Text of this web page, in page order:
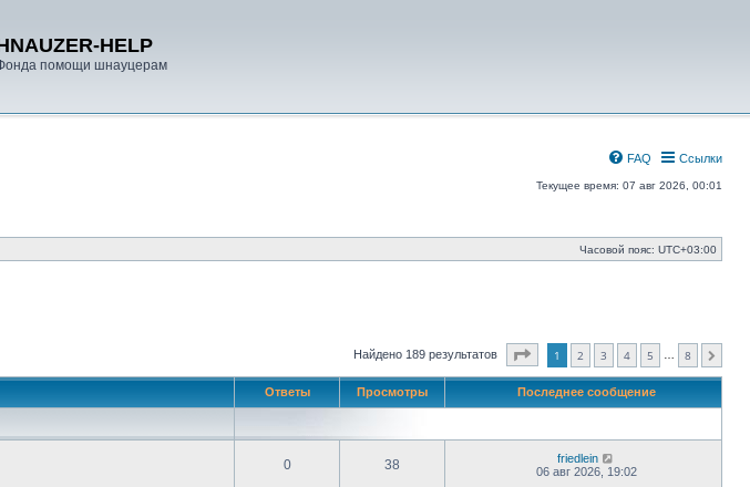
HELP
помощи шнауцерам
Ссылки
FAQ
Текущее время: 07 авг 2026, 00:01
Часовой пояс: UTC+03:00
Найдено 189 результатов Страница из8
1 2 3 4 5 8
Ответы Просмотры Последнее сообщение
0 38
friedlein
06 авг 2026, 19:02